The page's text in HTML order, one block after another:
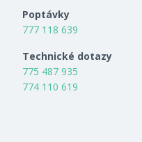
Poptávky
777 118 639
Technické dotazy
775 487 935
774 110 619